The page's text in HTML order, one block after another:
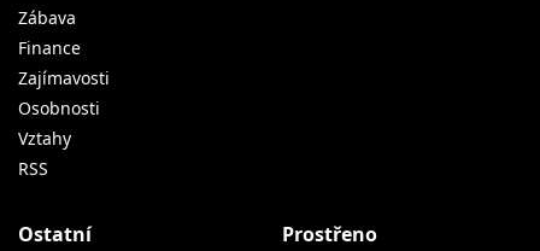
Zábava
Finance
Zajímavosti
Osobnosti
Vztahy
RSS
Ostatní Prostřeno